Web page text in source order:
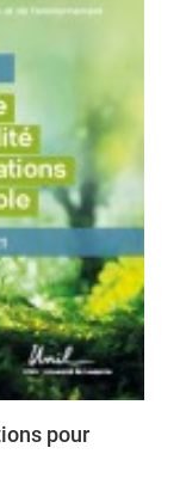
pour